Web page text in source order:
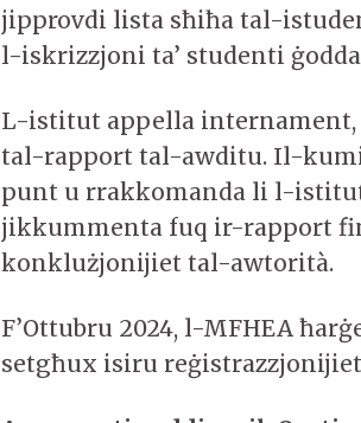
jipprovdi lista sħiħa tal-
l-iskrizzjoni ta’ studenti
L-istitut appella
tal-rapport tal-awditu. Il-
punt u rrakkomanda li l-
jikkummenta fuq ir-rapport
konklużjonijiet tal-awtorità.
F’Ottubru 2024, l-MFHEA
setgħux isiru reġistrazzjonijiet